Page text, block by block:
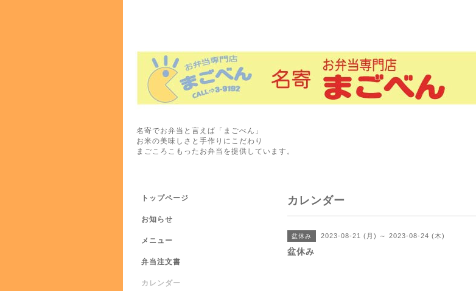
名寄でお弁当と言えば「まごべん」
お米の美味しさと手作りにこだわり
まごころこもったお弁当を提供しています。
カレンダー
盆休み 2023-08-21 (月) ～ 2023-08-24 (木)
盆休み
トップページ
お知らせ
メニュー
弁当注文書
カレンダー